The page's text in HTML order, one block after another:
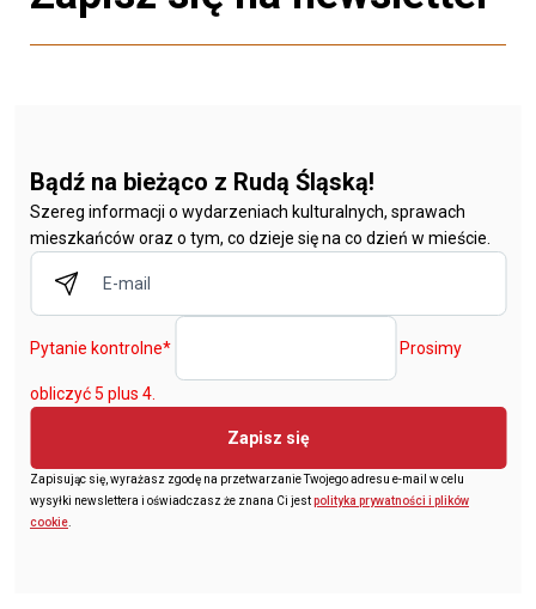
Bądź na bieżąco z Rudą Śląską!
Szereg informacji o wydarzeniach kulturalnych, sprawach
mieszkańców oraz o tym, co dzieje się na co dzień w mieście.
Pytanie kontrolne* Prosimy
obliczyć 5 plus 4.
Zapisz się
Zapisując się, wyrażasz zgodę na przetwarzanie Twojego adresu e-mail w celu
wysyłki newslettera i oświadczasz że znana Ci jestpolityka prywatności i plików
cookie